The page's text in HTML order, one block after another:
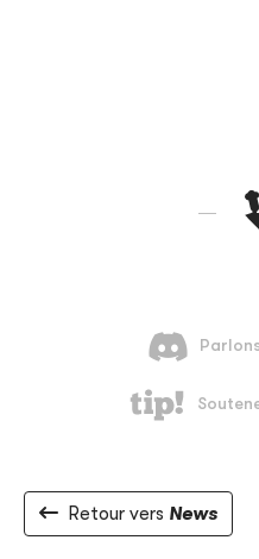
Retour vers News